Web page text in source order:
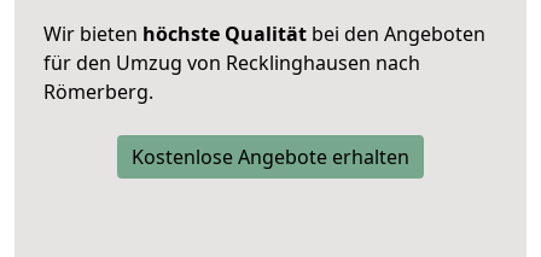
Wir bieten höchste Qualität bei den Angeboten
für den Umzug von Recklinghausen nach
Römerberg.
Kostenlose Angebote erhalten